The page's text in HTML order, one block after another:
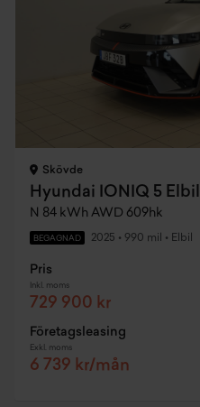
Skövde
Hyundai IONIQ 5 Elbil
N 84 kWh AWD 609hk
BEGAGNAD 2025 • 990 mil • Elbil
Pris
Inkl. moms
729 900 kr
Företagsleasing
Exkl. moms
6 739 kr/mån